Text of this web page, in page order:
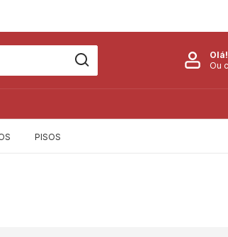
Olá!
Ou
PISOS